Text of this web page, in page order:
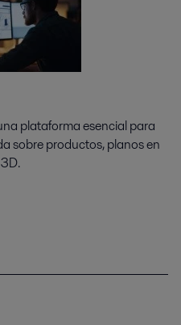
plataforma esencial para
sobre productos, planos en